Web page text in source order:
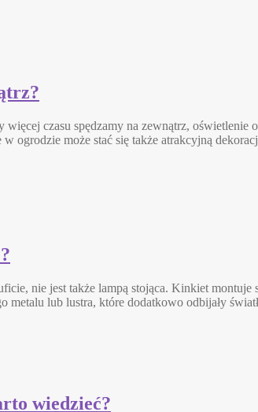
czasu spędzamy na zewnątrz, oświetlenie
ogrodzie może stać się także atrakcyjną
nie jest także lampą stojąca. Kinkiet
metalu lub lustra, które dodatkowo odbijały
wiedzieć?